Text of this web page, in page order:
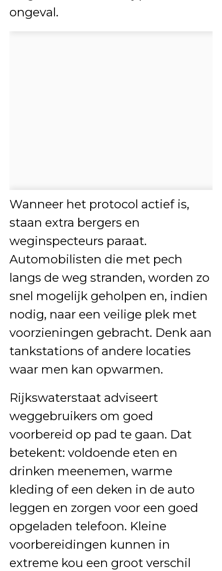
ongeval.
Wanneer het protocol actief is,
staan extra bergers en
weginspecteurs paraat.
Automobilisten die met pech
langs de weg stranden, worden zo
snel mogelijk geholpen en, indien
nodig, naar een veilige plek met
voorzieningen gebracht. Denk aan
tankstations of andere locaties
waar men kan opwarmen.
Rijkswaterstaat adviseert
weggebruikers om goed
voorbereid op pad te gaan. Dat
betekent: voldoende eten en
drinken meenemen, warme
kleding of een deken in de auto
leggen en zorgen voor een goed
opgeladen telefoon. Kleine
voorbereidingen kunnen in
extreme kou een groot verschil